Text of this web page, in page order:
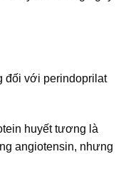
đối với perindoprilat
huyết tương là
angiotensin, nhưng